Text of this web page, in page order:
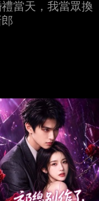
當天，我當眾換